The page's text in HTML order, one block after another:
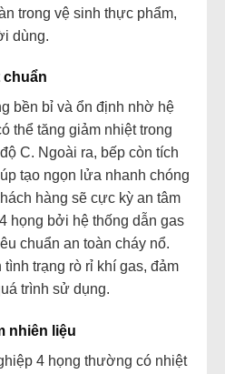
trong vệ sinh thực phẩm,
dùng.
chuẩn
bền bỉ và ổn định nhờ hệ
thể tăng giảm nhiệt trong
C. Ngoài ra, bếp còn tích
tạo ngọn lửa nhanh chóng
hàng sẽ cực kỳ an tâm
họng bởi hệ thống dẫn gas
chuẩn an toàn cháy nổ.
trạng rò rỉ khí gas, đảm
trình sử dụng.
nhiên liệu
4 họng thường có nhiệt